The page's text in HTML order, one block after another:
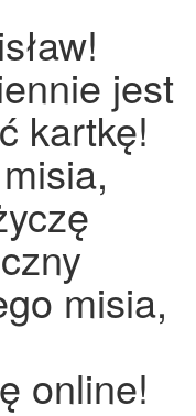
jest
kartkę!
misia,
online!